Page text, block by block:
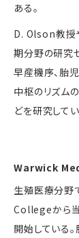
ある。
D. Olson教授
期分野の研究
早産機序、胎
中枢のリズム
どを研究してい
Warwick
生殖医療分
Collegeから
開始している